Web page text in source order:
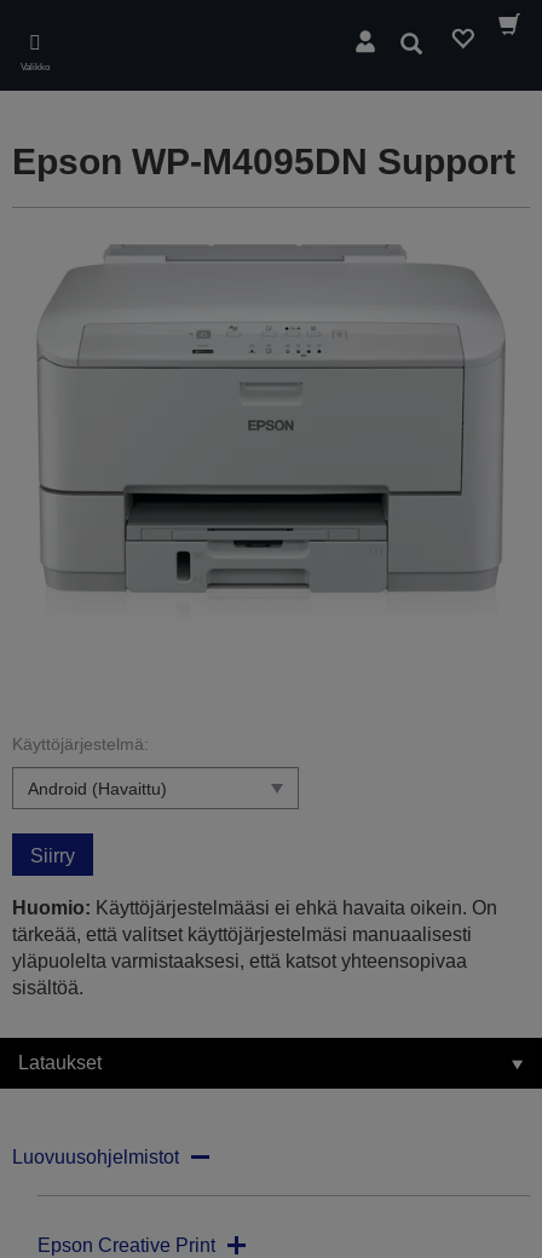
main
content
Valikko
Hae
Epson WP-M4095DN Support
Käyttöjärjestelmä:
Siirry
Huomio: Käyttöjärjestelmääsi ei ehkä havaita oikein. On
tärkeää, että valitset käyttöjärjestelmäsi manuaalisesti
yläpuolelta varmistaaksesi, että katsot yhteensopivaa
sisältöä.
Lataukset
Luovuusohjelmistot
Epson Creative Print